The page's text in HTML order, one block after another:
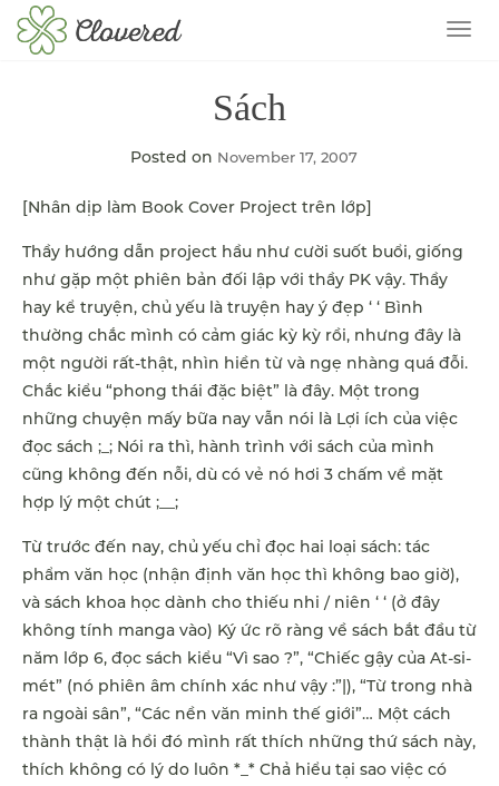
Sách
Posted on November 17, 2007
[Nhân dịp làm Book Cover Project trên lớp]
Thầy hướng dẫn project hầu như cười suốt buổi, giống
như gặp một phiên bản đối lập với thầy PK vậy. Thầy
hay kể truyện, chủ yếu là truyện hay ý đẹp ‘ ‘ Bình
thường chắc mình có cảm giác kỳ kỳ rồi, nhưng đây là
một người rất-thật, nhìn hiền từ và ngẹ nhàng quá đỗi.
Chắc kiểu “phong thái đặc biệt” là đây. Một trong
những chuyện mấy bữa nay vẫn nói là Lợi ích của việc
đọc sách ;_; Nói ra thì, hành trình với sách của mình
cũng không đến nỗi, dù có vẻ nó hơi 3 chấm về mặt
hợp lý một chút ;__;
Từ trước đến nay, chủ yếu chỉ đọc hai loại sách: tác
phẩm văn học (nhận định văn học thì không bao giờ),
và sách khoa học dành cho thiếu nhi / niên ‘ ‘ (ở đây
không tính manga vào) Ký ức rõ ràng về sách bắt đầu từ
năm lớp 6, đọc sách kiểu “Vì sao ?”, “Chiếc gậy của At-si-
mét” (nó phiên âm chính xác như vậy :”|), “Từ trong nhà
ra ngoài sân”, “Các nền văn minh thế giới”… Một cách
thành thật là hồi đó mình rất thích những thứ sách này,
thích không có lý do luôn *_* Chả hiểu tại sao việc có